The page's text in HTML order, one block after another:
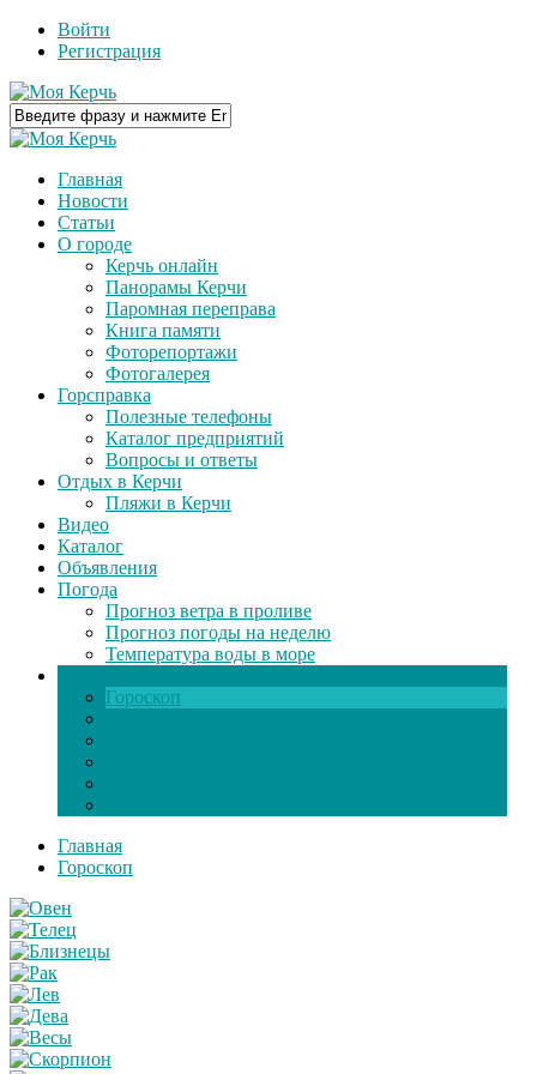
Войти
Регистрация
Главная
Новости
Статьи
О городе
Керчь онлайн
Панорамы Керчи
Паромная переправа
Книга памяти
Фоторепортажи
Фотогалерея
Горсправка
Полезные телефоны
Каталог предприятий
Вопросы и ответы
Отдых в Керчи
Пляжи в Керчи
Видео
Каталог
Объявления
Погода
Прогноз ветра в проливе
Прогноз погоды на неделю
Температура воды в море
Гороскоп
Главная
Гороскоп